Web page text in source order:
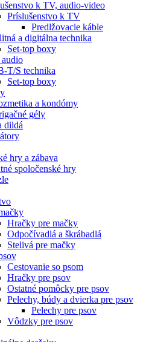
k TV, audio-video
Príslušenstvo k TV
Predlžovacie káble
a digitálna technika
Set-top boxy
T/S technika
Set-top boxy
a kondómy
gély
dildá
hry a zábava
spoločenské hry
Hračky pre mačky
Odpočívadlá a škrábadlá
Stelivá pre mačky
Cestovanie so psom
Hračky pre psov
Ostatné pomôcky pre psov
Pelechy, búdy a dvierka pre psov
Pelechy pre psov
Vôdzky pre psov